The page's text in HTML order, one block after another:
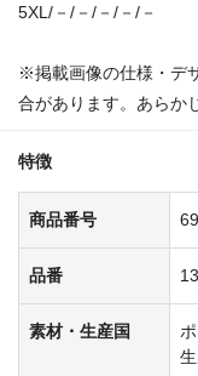
5XL/－/－/－/－/－
※掲載画像の仕様・デ
合があります。あらか
特徴
商品番号
品番
素材・生産国